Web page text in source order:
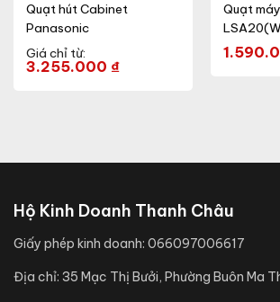
Quạt hút Cabinet
Panasonic
Giá chỉ từ:
3.255.000 ₫
Quạt
Hộ Kinh Doanh Thanh Châu
Giấy phép kinh doanh: 066097006617
Địa chỉ: 35 Mạc Thị Bưởi, Phường Buôn Ma